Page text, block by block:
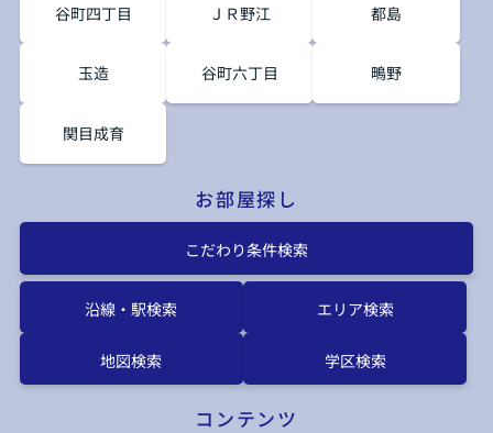
谷町四丁目 ＪＲ野江 都島
玉造 谷町六丁目 鴫野
関目成育
お部屋探し
こだわり条件検索
沿線・駅検索 エリア検索
地図検索 学区検索
コンテンツ